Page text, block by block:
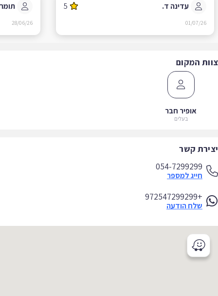
עדינה ד. 5
01/07/26
תומר ב.
28/06/26
המקום
אופיר חבר
בעלים
קשר
054-7299299
חייג למספר
+972547299299
שלח הודעה